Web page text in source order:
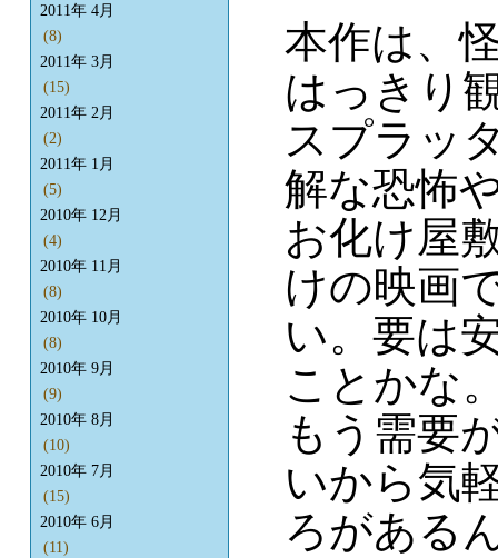
本作は、
はっきり
スプラッ
解な恐怖
お化け屋
けの映画
い。要は
ことかな
もう需要
いから気
ろがある
2011年 4月
(8)
2011年 3月
(15)
2011年 2月
(2)
2011年 1月
(5)
2010年 12月
(4)
2010年 11月
(8)
2010年 10月
(8)
2010年 9月
(9)
2010年 8月
(10)
2010年 7月
(15)
2010年 6月
(11)